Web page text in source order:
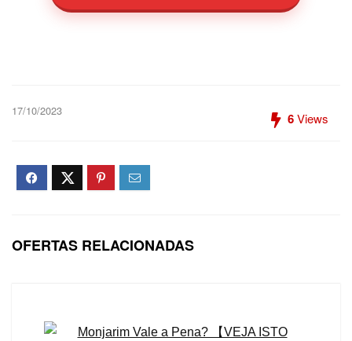
17/10/2023 6Views
OFERTAS RELACIONADAS